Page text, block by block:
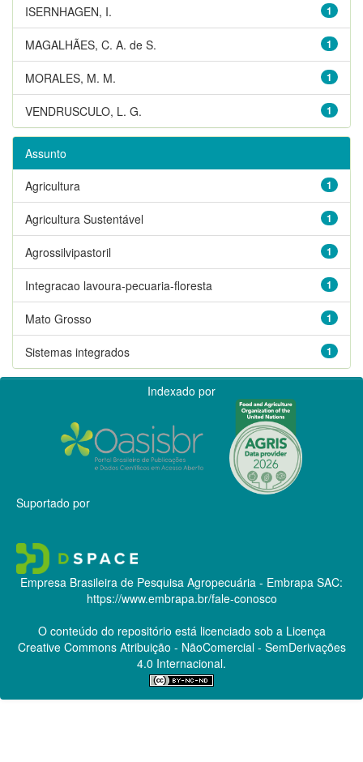
1
ISERNHAGEN, I.
1
MAGALHÃES, C. A. de S.
1
MORALES, M. M.
1
VENDRUSCULO, L. G.
Assunto
1
Agricultura
1
Agricultura Sustentável
1
Agrossilvipastoril
1
Integracao lavoura-pecuaria-floresta
1
Mato Grosso
1
Sistemas integrados
Indexado por
Suportado por
Empresa Brasileira de Pesquisa Agropecuária - Embrapa SAC:
https://www.embrapa.br/fale-conosco
O conteúdo do repositório está licenciado sob a Licença
Creative CommonsAtribuição - NãoComercial - SemDerivações
4.0 Internacional.